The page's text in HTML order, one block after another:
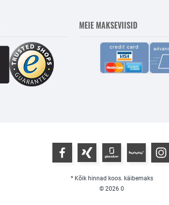
MEIE MAKSEVIISID
* Kõik hinnad koos. käibemaks
© 2026 0